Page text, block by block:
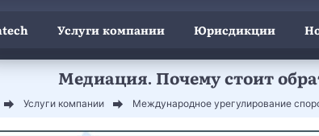
Услуги компании Юрисдикции
Медиация. Почему стоит
Услуги компании Международное урегулирование